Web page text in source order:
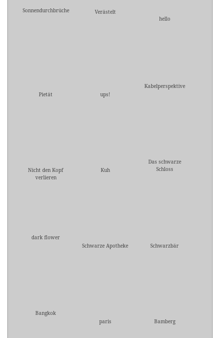
Sonnendurchbrüche
Verästelt
hello
Pietät ups!
Kabelperspektive
Nicht den Kopf
verlieren
Kuh
Das schwarze
Schloss
dark flower
Schwarze Apotheke
Schwarzbär
Bangkok
paris
Bamberg